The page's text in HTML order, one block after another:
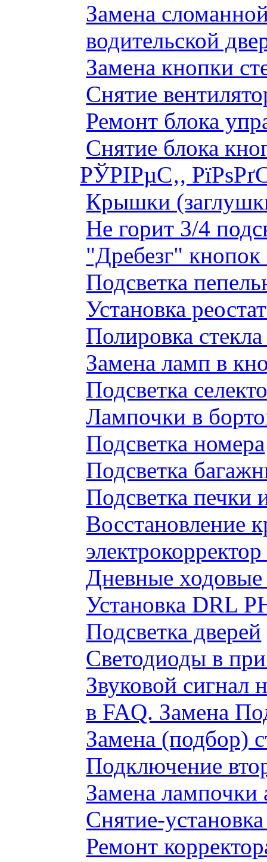
Замена
водительской
Замена кнопки
Снятие
Ремонт блока
Снятие блока
РЎРІРµС‚,
Крышки
Не горит 3/4
"Дребезг"
Подсветка
Установка
Полировка
Замена ламп в
Подсветка
Лампочки в
Подсветка номера
Подсветка
Подсветка печки
Восстановление
Дневные ходовые
Установка DRL
Подсветка дверей
Светодиоды в
Звуковой сигнал
в FAQ. Замена
Замена (подбор)
Подключение
Замена лампочки
Снятие-
Ремонт